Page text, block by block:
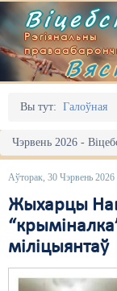
Рэгіянальны
Вы тут: Галоўная
Чэрвень 2026 -
Аўторак, 30 Чэрвень 2026
Жыхарцы
міліцыянтаў
Галоўная
Адміністрацыйны
Акцыі
Выбары
Грамадзянскія
Дзяржава
Выданьні
Відэа
Пра нас
RSS